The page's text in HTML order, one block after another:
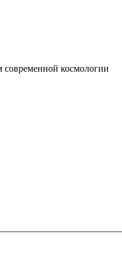
космологии